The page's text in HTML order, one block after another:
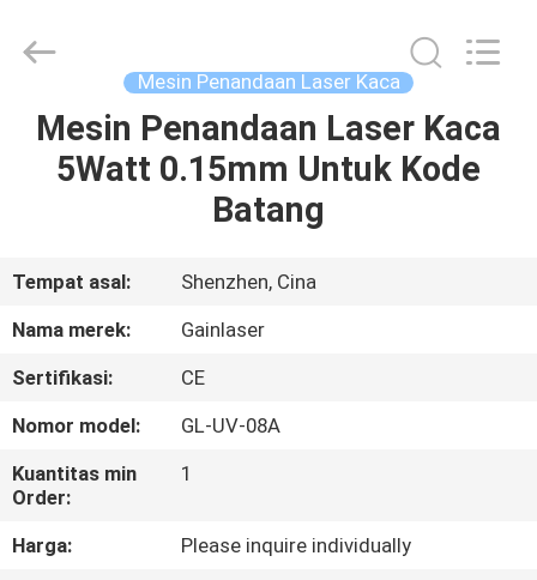
RUMAH
TENTANG
KAMI
TUR
PABRIK
KONTROL
KUALITAS
Laser
Technology
Reserved.
Mesin Penandaan Laser Kaca
Mesin Penandaan Laser Kaca
5Watt 0.15mm Untuk Kode
Batang
Tempat asal:
Shenzhen, Cina
Nama merek:
Gainlaser
Sertifikasi:
CE
Nomor model:
GL-UV-08A
Kuantitas min
Order:
1
Harga:
Please inquire individually